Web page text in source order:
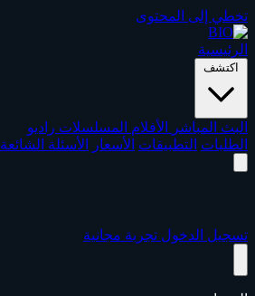
تخطي إلى المحتوى
الرئيسية
اكتشف
البث المباشر الأفلام المسلسلات راديو
الطلبات التطبيقات الأسعار الأسئلة الشائعة
تسجيل الدخول تجربة مجانية